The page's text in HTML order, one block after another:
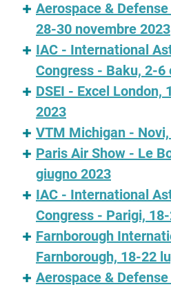
Aerospace &
28-30 novembre 2023
IAC - International
Congress - Baku, 2-6
DSEI - Excel
2023
VTM Michigan -
Paris Air Show - Le
giugno 2023
IAC - International
Congress - Parigi,
Farnborough
Farnborough, 18-22
Aerospace &